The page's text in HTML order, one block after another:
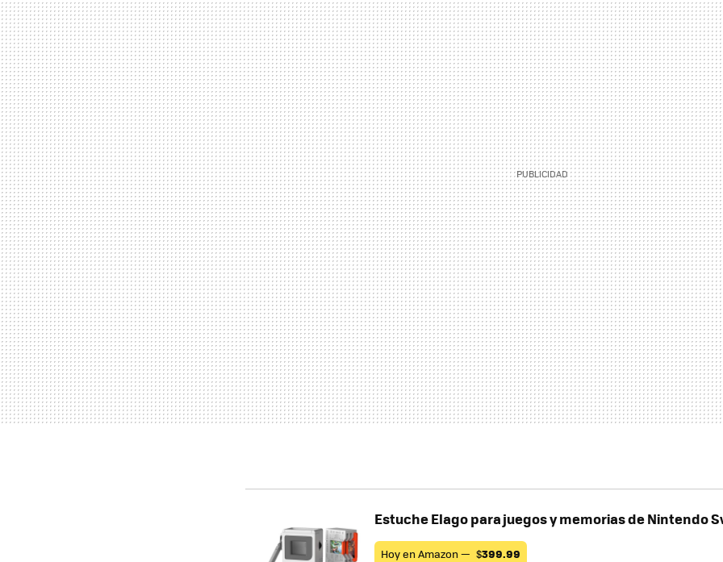
Estuche Elago para juegos y memorias de Nintendo
Hoy en Amazon — $399.99